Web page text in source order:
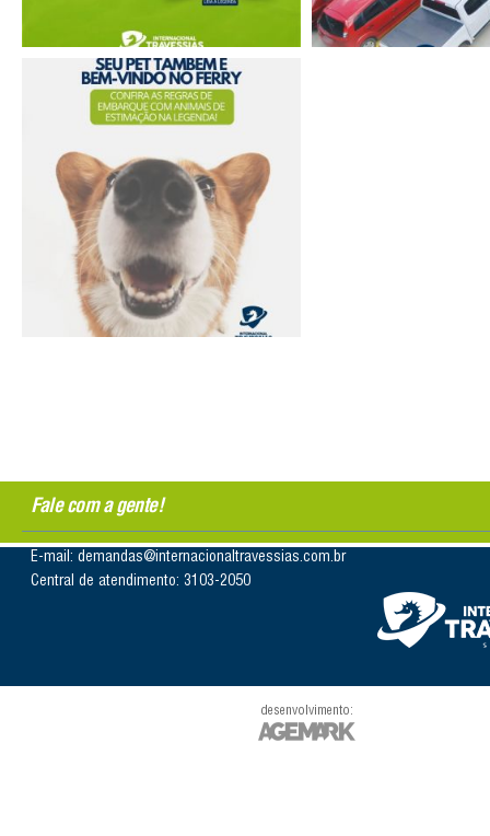
Fale com a gente!
E-mail: demandas@internacionaltravessias.com.br
Central de atendimento: 3103-2050
desenvolvimento: